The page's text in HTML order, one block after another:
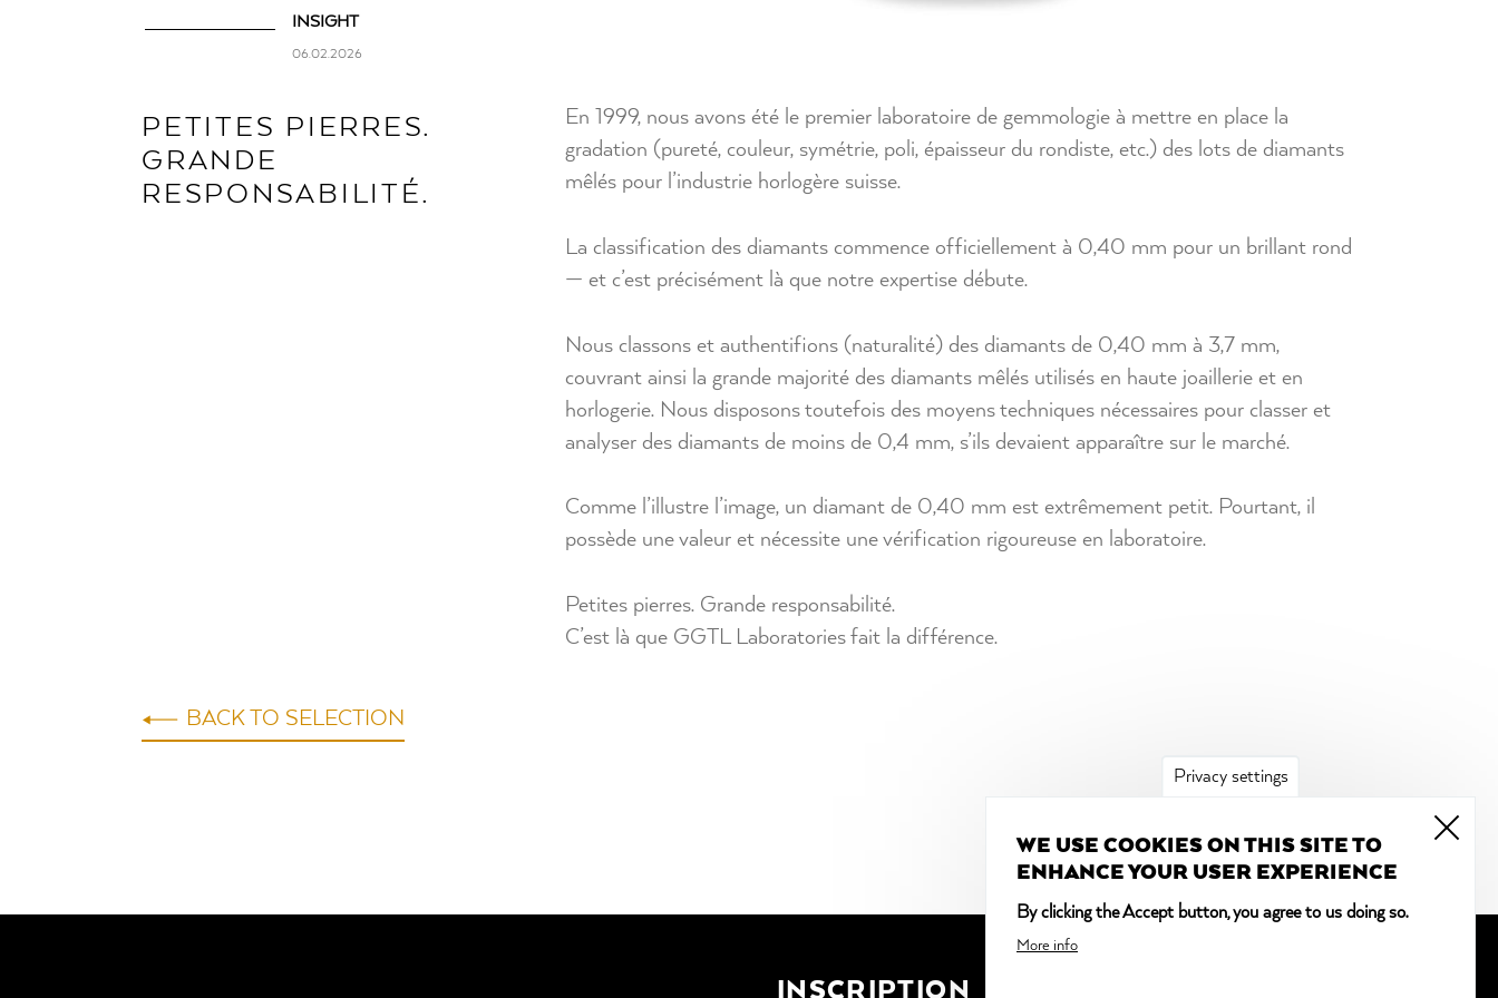
INSIGHT
06.02.2026
PETITES PIERRES.
GRANDE
RESPONSABILITÉ.
En 1999, nous avons été le premier laboratoire de gemmologie à mettre en place la
gradation (pureté, couleur, symétrie, poli, épaisseur du rondiste, etc.) des lots de diamants
mêlés pour l’industrie horlogère suisse.
La classification des diamants commence officiellement à 0,40 mm pour un brillant rond
— et c’est précisément là que notre expertise débute.
Nous classons et authentifions (naturalité) des diamants de 0,40 mm à 3,7 mm,
couvrant ainsi la grande majorité des diamants mêlés utilisés en haute joaillerie et en
horlogerie. Nous disposons toutefois des moyens techniques nécessaires pour classer et
analyser des diamants de moins de 0,4 mm, s’ils devaient apparaître sur le marché.
Comme l’illustre l’image, un diamant de 0,40 mm est extrêmement petit. Pourtant, il
possède une valeur et nécessite une vérification rigoureuse en laboratoire.
Petites pierres. Grande responsabilité.
C’est là que GGTL Laboratories fait la différence.
BACK TO SELECTION
INSCRIPTION
Privacy settings
WE USE COOKIES ON THIS SITE TO
ENHANCE YOUR USER EXPERIENCE
By clicking the Accept button, you agree to us doing so.
More info